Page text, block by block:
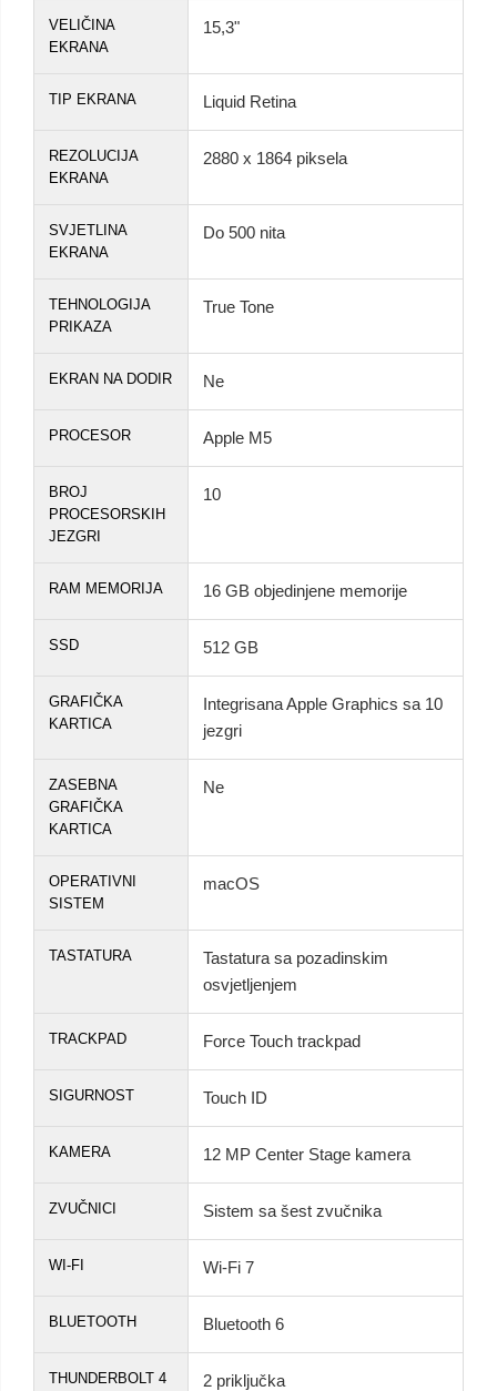
VELIČINA
EKRANA
15,3"
TIP EKRANA Liquid Retina
REZOLUCIJA
EKRANA
2880 x 1864 piksela
SVJETLINA
EKRANA
Do 500 nita
TEHNOLOGIJA
PRIKAZA
True Tone
EKRAN NA DODIR Ne
PROCESOR Apple M5
BROJ
PROCESORSKIH
JEZGRI
10
RAM MEMORIJA 16 GB objedinjene memorije
SSD 512 GB
GRAFIČKA
KARTICA
Integrisana Apple Graphics sa 10
jezgri
ZASEBNA
GRAFIČKA
KARTICA
Ne
OPERATIVNI
SISTEM
macOS
TASTATURA
Tastatura sa pozadinskim
osvjetljenjem
TRACKPAD Force Touch trackpad
SIGURNOST Touch ID
KAMERA 12 MP Center Stage kamera
ZVUČNICI Sistem sa šest zvučnika
WI-FI Wi-Fi 7
BLUETOOTH Bluetooth 6
THUNDERBOLT 4
2 priključka